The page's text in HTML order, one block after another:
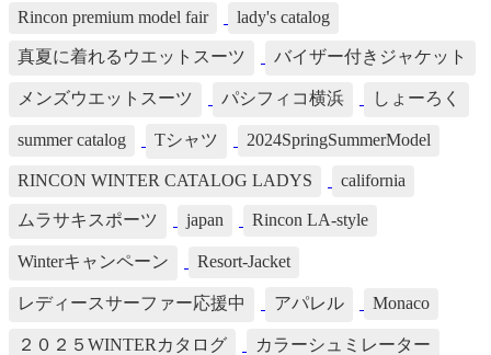
Rincon premium model fair lady's catalog
真夏に着れるウエットスーツ バイザー付きジャケット
メンズウエットスーツ パシフィコ横浜 しょーろく
summer catalog Tシャツ 2024SpringSummerModel
RINCON WINTER CATALOG LADYS california
ムラサキスポーツ japan Rincon LA-style
Winterキャンペーン Resort-Jacket
レディースサーファー応援中 アパレル Monaco
２０２５WINTERカタログ カラーシュミレーター